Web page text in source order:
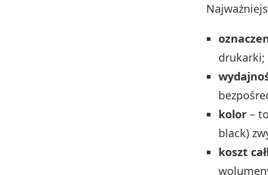
drukarki;
kolor –
black)
koszt